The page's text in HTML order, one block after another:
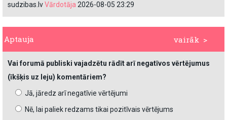
sudzibas.lvVārdotāja 2026-08-05 23:29
vairāk >
Aptauja
Vai forumā publiski vajadzētu rādīt arī negatīvos vērtējumus
(īkšķis uz leju) komentāriem?
Jā, jāredz arī negatīvie vērtējumi
Nē, lai paliek redzams tikai pozitīvais vērtējums